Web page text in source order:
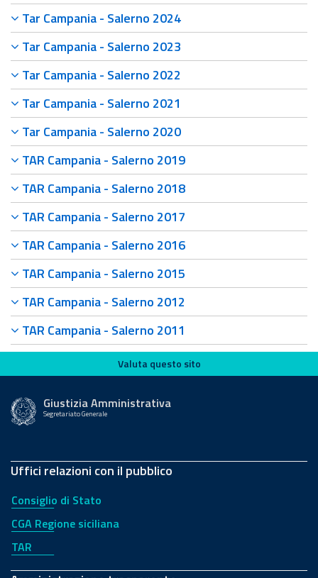
Tar Campania - Salerno 2024
Tar Campania - Salerno 2023
Tar Campania - Salerno 2022
Tar Campania - Salerno 2021
Tar Campania - Salerno 2020
TAR Campania - Salerno 2019
TAR Campania - Salerno 2018
TAR Campania - Salerno 2017
TAR Campania - Salerno 2016
TAR Campania - Salerno 2015
TAR Campania - Salerno 2012
TAR Campania - Salerno 2011
Valuta questo sito
Valuta questo sito
Giustizia Amministrativa
Segretariato Generale
Uffici relazioni con il pubblico
Consiglio di Stato
CGA Regione siciliana
TAR